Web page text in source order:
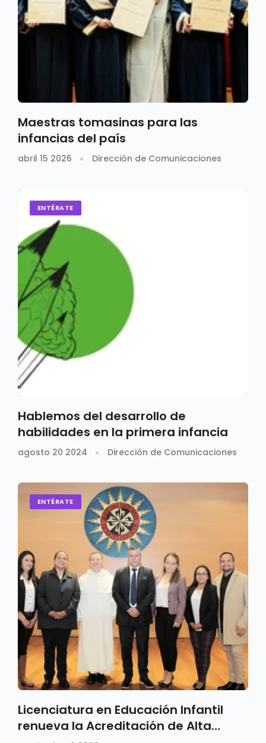
Maestras tomasinas para las
infancias del país
abril 15 2026 Dirección de Comunicaciones
ENTÉRATE
Hablemos del desarrollo de
habilidades en la primera infancia
agosto 20 2024 Dirección de Comunicaciones
ENTÉRATE
Licenciatura en Educación Infantil
renueva la Acreditación de Alta